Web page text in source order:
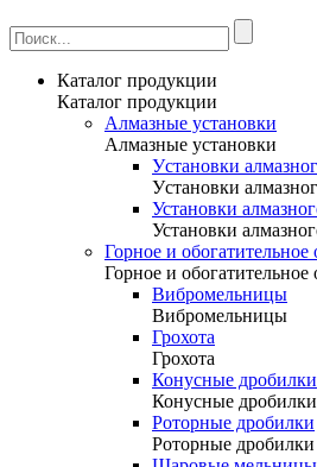
Каталог продукции
Каталог продукции
Алмазные установки
Алмазные установки
Уcтановки
Уcтановки
Установки
Установки
Горное и обогатительное
Горное и обогатительное
Вибромельницы
Вибромельницы
Грохота
Грохота
Конусные дробилки
Конусные дробилки
Роторные дробилки
Роторные дробилки